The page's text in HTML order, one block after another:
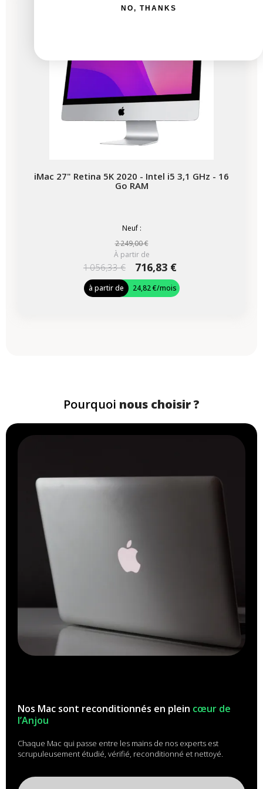
Bientôt disponible
iMac 27" Retina 5K 2020 - Intel i5 3,1 GHz - 16
Go RAM
Neuf :
2 249,00 €
À partir de
1 056,33 € 716,83 €
à partir de 24,82 €/mois
Pourquoi nous choisir ?
Nos Mac sont reconditionnés en plein cœur de
l’Anjou
Chaque Mac qui passe entre les mains de nos experts est
scrupuleusement étudié, vérifié, reconditionné et nettoyé.
NO, THANKS